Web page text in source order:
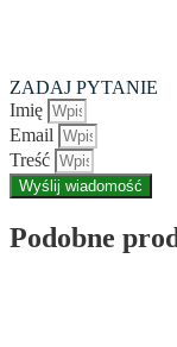
ZADAJ PYTANIE
Imię
Email
Treść
Wyślij wiadomość
Podobne